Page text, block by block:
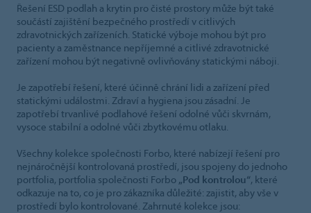
Řešení ESD podlah a krytin pro čisté prostory může být také
součástí zajištění bezpečného prostředí v citlivých
zdravotnických zařízeních. Statické výboje mohou být pro
pacienty a zaměstnance nepříjemné a citlivé zdravotnické
zařízení mohou být negativně ovlivňovány statickými náboji.
Je zapotřebí řešení, které účinně chrání lidi a zařízení před
statickými událostmi. Zdraví a hygiena jsou zásadní. Je
zapotřebí trvanlivé podlahové řešení odolné vůči skvrnám,
vysoce stabilní a odolné vůči zbytkovému otlaku.
Všechny kolekce společnosti Forbo, které nabízejí řešení pro
nejnáročnější kontrolovaná prostředí, jsou spojeny do jednoho
portfolia, portfolia společnosti Forbo „Pod kontrolou“, které
odkazuje na to, co je pro zákazníka důležité: zajistit, aby vše v
prostředí bylo kontrolované. Zahrnuté kolekce jsou: